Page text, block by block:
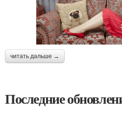
читать дальше →
Последние